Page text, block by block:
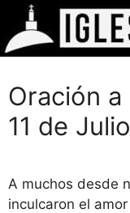
Saltar
contenido
Oración a
11 de Julio
A muchos desde
inculcaron el